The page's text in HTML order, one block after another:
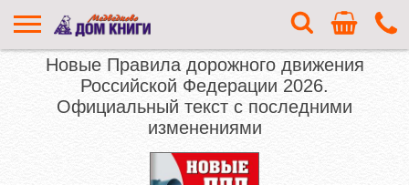
Новые Правила дорожного движения
Российской Федерации 2026.
Официальный текст с последними
изменениями